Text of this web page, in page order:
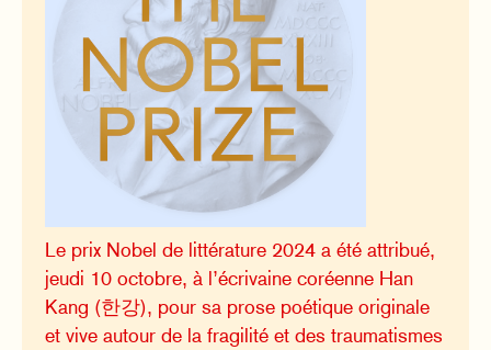
Le prix Nobel de littérature 2024 a été attribué,
jeudi 10 octobre, à l’écrivaine coréenne Han
Kang (한강), pour sa prose poétique originale
et vive autour de la fragilité et des traumatismes